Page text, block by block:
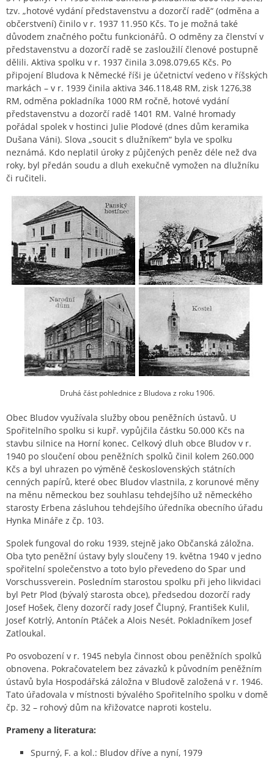
tzv. „hotové vydání představenstvu a dozorčí radě“ (odměna a
občerstvení) činilo v r. 1937 11.950 Kčs. To je možná také
důvodem značného počtu funkcionářů. O odměny za členství v
představenstvu a dozorčí radě se zasloužilí členové postupně
dělili. Aktiva spolku v r. 1937 činila 3.098.079,65 Kčs. Po
připojení Bludova k Německé říši je účetnictví vedeno v říšských
markách – v r. 1939 činila aktiva 346.118,48 RM, zisk 1276,38
RM, odměna pokladníka 1000 RM ročně, hotové vydání
představenstvu a dozorčí radě 1401 RM. Valné hromady
pořádal spolek v hostinci Julie Plodové (dnes dům keramika
Dušana Váni). Slova „soucit s dlužníkem“ byla ve spolku
neznámá. Kdo neplatil úroky z půjčených peněz déle než dva
roky, byl předán soudu a dluh exekučně vymožen na dlužníku
či ručiteli.
Druhá část pohlednice z Bludova z roku 1906.
Obec Bludov využívala služby obou peněžních ústavů. U
Spořitelního spolku si kupř. vypůjčila částku 50.000 Kčs na
stavbu silnice na Horní konec. Celkový dluh obce Bludov v r.
1940 po sloučení obou peněžních spolků činil kolem 260.000
Kčs a byl uhrazen po výměně československých státních
cenných papírů, které obec Bludov vlastnila, z korunové měny
na měnu německou bez souhlasu tehdejšího už německého
starosty Erbena zásluhou tehdejšího úředníka obecního úřadu
Hynka Mináře z čp. 103.
Spolek fungoval do roku 1939, stejně jako Občanská záložna.
Oba tyto peněžní ústavy byly sloučeny 19. května 1940 v jedno
spořitelní společenstvo a toto bylo převedeno do Spar und
Vorschussverein. Posledním starostou spolku při jeho likvidaci
byl Petr Plod (bývalý starosta obce), předsedou dozorčí rady
Josef Hošek, členy dozorčí rady Josef Člupný, František Kulil,
Josef Kotrlý, Antonín Ptáček a Alois Nesét. Pokladníkem Josef
Zatloukal.
Po osvobození v r. 1945 nebyla činnost obou peněžních spolků
obnovena. Pokračovatelem bez závazků k původním peněžním
ústavů byla Hospodářská záložna v Bludově založená v r. 1946.
Tato úřadovala v místnosti bývalého Spořitelního spolku v domě
čp. 32 – rohový dům na křižovatce naproti kostelu.
Prameny a literatura:
Spurný, F. a kol.: Bludov dříve a nyní, 1979